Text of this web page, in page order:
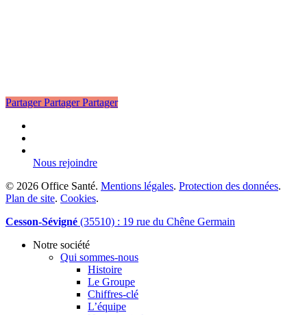
Partager Partager Partager
Nous rejoindre
© 2026 Office Santé. Mentions légales. Protection des données.
Plan de site. Cookies.
Close
Cesson-Sévigné (35510) : 19 rue du Chêne Germain
Notre société
Qui sommes-nous
Histoire
Le Groupe
Chiffres-clé
L’équipe